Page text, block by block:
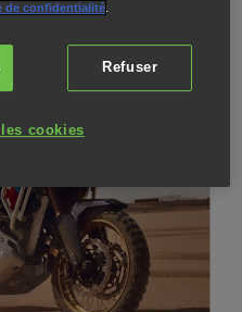
de confidentialité.
Refuser
cookies